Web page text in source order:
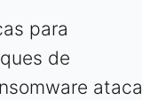
para
de
ataca